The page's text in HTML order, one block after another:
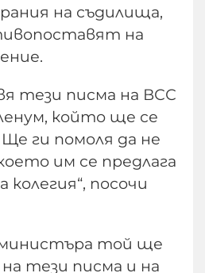
на съдилища,
на
тези писма на ВСС
който ще се
ги помоля да не
им се предлага
посочи
той ще
тези писма и на